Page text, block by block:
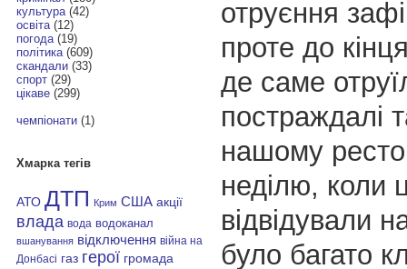
культура(42)
освіта(12)
погода(19)
політика(609)
скандали(33)
спорт(29)
цікаве(299)
чемпіонати(1)
Хмарка тегів
АТО ДТП Крим США акції
влада вода водоканал
вшанування відключення війна на
Донбасі газ герої громада
отруєння
проте до
де саме
постраждалі
нашому
неділю, коли
відвідували
було багато